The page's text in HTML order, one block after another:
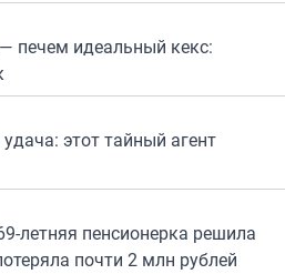
печем идеальный кекс:
этот тайный агент
летняя пенсионерка решила
почти 2 млн рублей